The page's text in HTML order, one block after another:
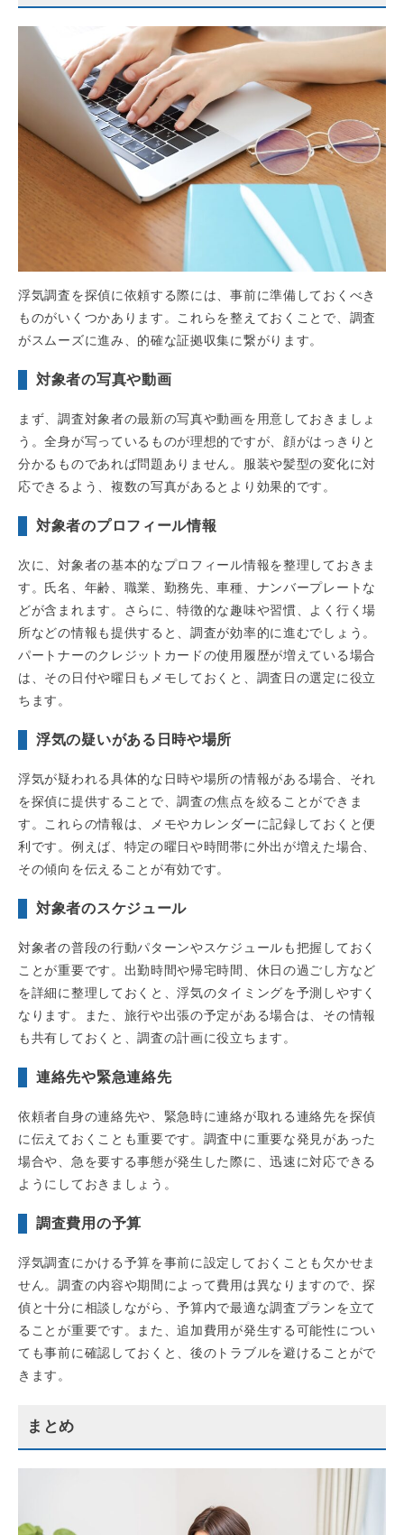
浮気調査を探偵に依頼する際には、事前に準備しておくべき
ものがいくつかあります。これらを整えておくことで、調査
がスムーズに進み、的確な証拠収集に繋がります。
対象者の写真や動画
まず、調査対象者の最新の写真や動画を用意しておきましょ
う。全身が写っているものが理想的ですが、顔がはっきりと
分かるものであれば問題ありません。服装や髪型の変化に対
応できるよう、複数の写真があるとより効果的です。
対象者のプロフィール情報
次に、対象者の基本的なプロフィール情報を整理しておきま
す。氏名、年齢、職業、勤務先、車種、ナンバープレートな
どが含まれます。さらに、特徴的な趣味や習慣、よく行く場
所などの情報も提供すると、調査が効率的に進むでしょう。
パートナーのクレジットカードの使用履歴が増えている場合
は、その日付や曜日もメモしておくと、調査日の選定に役立
ちます。
浮気の疑いがある日時や場所
浮気が疑われる具体的な日時や場所の情報がある場合、それ
を探偵に提供することで、調査の焦点を絞ることができま
す。これらの情報は、メモやカレンダーに記録しておくと便
利です。例えば、特定の曜日や時間帯に外出が増えた場合、
その傾向を伝えることが有効です。
対象者のスケジュール
対象者の普段の行動パターンやスケジュールも把握しておく
ことが重要です。出勤時間や帰宅時間、休日の過ごし方など
を詳細に整理しておくと、浮気のタイミングを予測しやすく
なります。また、旅行や出張の予定がある場合は、その情報
も共有しておくと、調査の計画に役立ちます。
連絡先や緊急連絡先
依頼者自身の連絡先や、緊急時に連絡が取れる連絡先を探偵
に伝えておくことも重要です。調査中に重要な発見があった
場合や、急を要する事態が発生した際に、迅速に対応できる
ようにしておきましょう。
調査費用の予算
浮気調査にかける予算を事前に設定しておくことも欠かせま
せん。調査の内容や期間によって費用は異なりますので、探
偵と十分に相談しながら、予算内で最適な調査プランを立て
ることが重要です。また、追加費用が発生する可能性につい
ても事前に確認しておくと、後のトラブルを避けることがで
きます。
まとめ